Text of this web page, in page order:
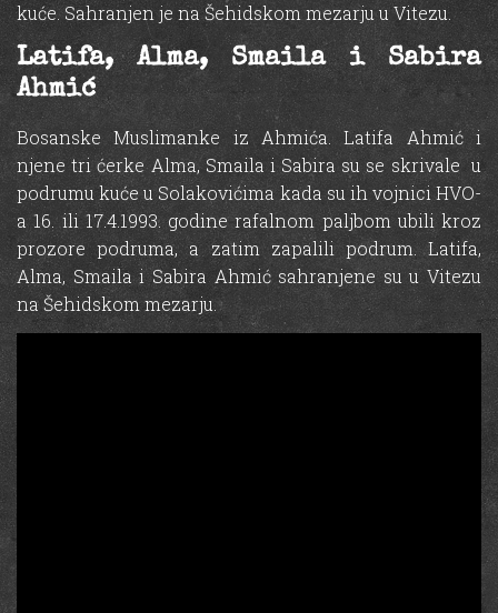
kuće. Sahranjen je na Šehidskom mezarju u Vitezu.
Latifa, Alma, Smaila i Sabira
Ahmić
Bosanske Muslimanke iz Ahmića. Latifa Ahmić i
njene tri ćerke Alma, Smaila i Sabira su se skrivale u
podrumu kuće u Solakovićima kada su ih vojnici HVO-
a 16. ili 17.4.1993. godine rafalnom paljbom ubili kroz
prozore podruma, a zatim zapalili podrum. Latifa,
Alma, Smaila i Sabira Ahmić sahranjene su u Vitezu
na Šehidskom mezarju.